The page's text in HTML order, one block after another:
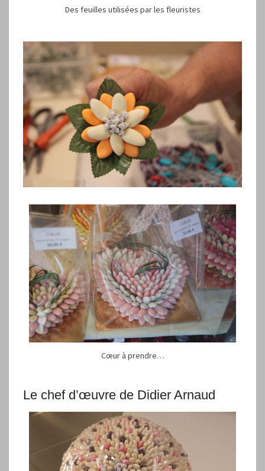
Des feuilles utilisées par les fleuristes
Cœur à prendre…
Le chef d’œuvre de Didier Arnaud